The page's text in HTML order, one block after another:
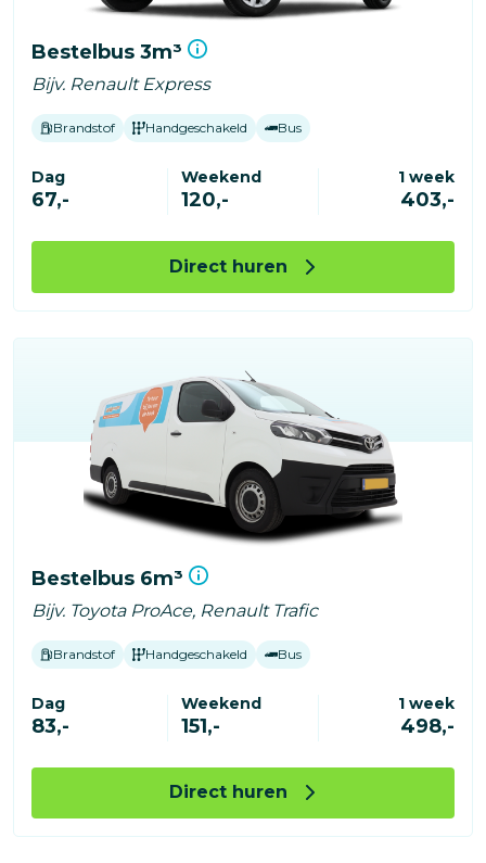
Bestelbus 3m³
Bijv. Renault Express
Brandstof Handgeschakeld Bus
Dag
67,-
Weekend
120,-
1 week
403,-
Direct huren
Bestelbus 6m³
Bijv. Toyota ProAce, Renault Trafic
Brandstof Handgeschakeld Bus
Dag
83,-
Weekend
151,-
1 week
498,-
Direct huren